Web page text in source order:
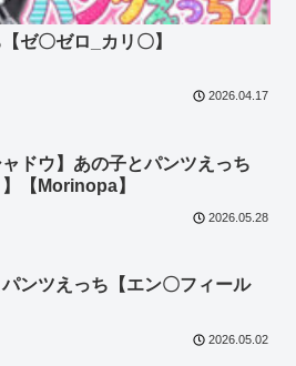
ゼ〇ゼロ_カリ〇】
2026.04.17
ドウ】あの子とパンツえっち
【Morinopa】
2026.05.28
ンツえっち【エン〇フィール
2026.05.02